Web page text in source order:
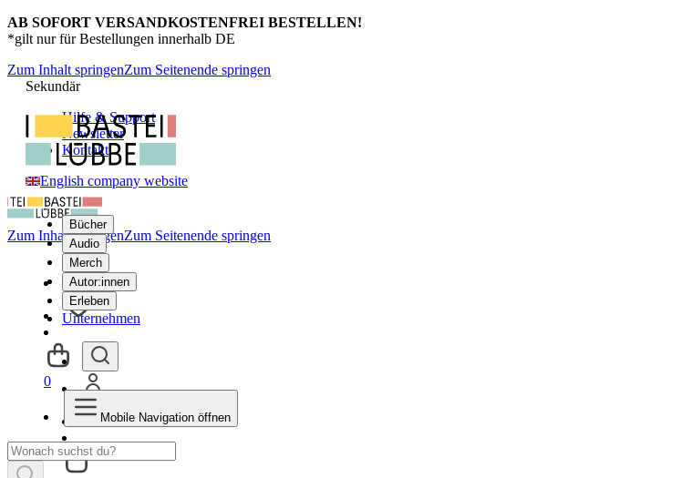
AB SOFORT VERSANDKOSTENFREI BESTELLEN!
*gilt nur für Bestellungen innerhalb DE
Zum Inhalt springenZum Seitenende springen
Sekundär
Hilfe & Support
Newsletter
Kontakt
English company website
Bücher
Audio
Merch
Autor:innen
Erleben
Unternehmen
Zum Inhalt springenZum Seitenende springen
0
Mobile Navigation öffnen